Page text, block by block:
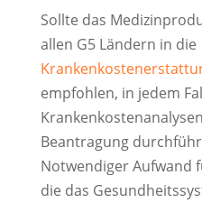
Sollte das
allen G5 Ländern in die
empfohlen, in jedem
Beantragung
Notwendiger Aufwand
die das